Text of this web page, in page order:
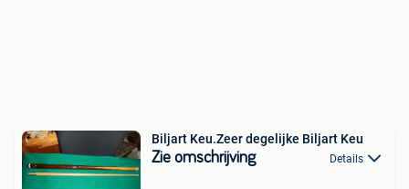
Biljart Keu.Zeer degelijke Biljart Keu
Zie omschrijving Details